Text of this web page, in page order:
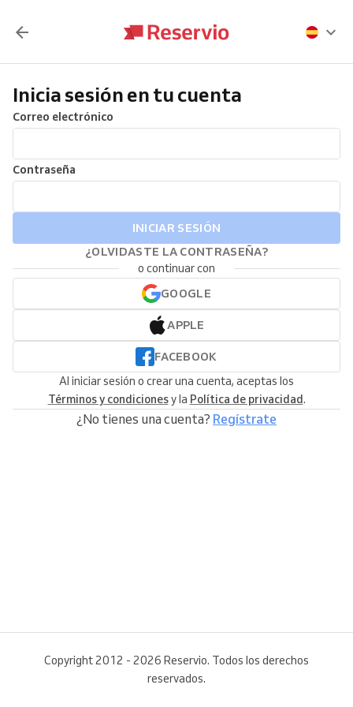
Inicia sesión en tu cuenta
Correo electrónico
Contraseña
INICIAR SESIÓN
¿OLVIDASTE LA CONTRASEÑA?
o continuar con
GOOGLE
APPLE
FACEBOOK
Al iniciar sesión o crear una cuenta, aceptas los
Términos y condicionesy la Política de privacidad.
¿No tienes una cuenta? Regístrate
Copyright 2012 - 2026 Reservio. Todos los derechos
reservados.